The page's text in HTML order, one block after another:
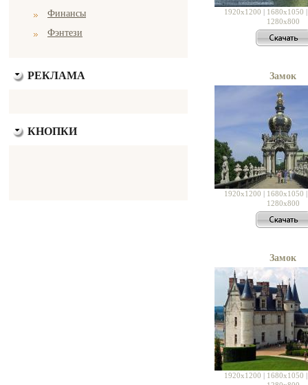
Финансы
Фэнтези
РЕКЛАМА
КНОПКИ
1920x1200 | 1680x1050
1280x800
Замок
1920x1200 | 1680x1050
1280x800
Замок
1920x1200 | 1680x1050